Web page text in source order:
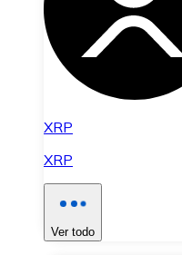
XRP
XRP
Ver todo